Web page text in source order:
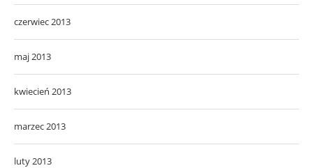
czerwiec 2013
maj 2013
kwiecień 2013
marzec 2013
luty 2013